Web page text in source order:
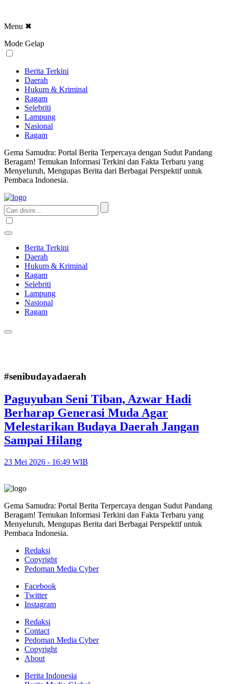
Menu ✖
Mode Gelap
Berita Terkini
Daerah
Hukum & Kriminal
Ragam
Selebriti
Lampung
Nasional
Ragam
Gema Samudra: Portal Berita Terpercaya dengan Sudut Pandang
Beragam! Temukan Informasi Terkini dan Fakta Terbaru yang
Menyeluruh, Mengupas Berita dari Berbagai Perspektif untuk
Pembaca Indonesia.
Berita Terkini
Daerah
Hukum & Kriminal
Ragam
Selebriti
Lampung
Nasional
Ragam
#senibudayadaerah
Paguyuban Seni Tiban, Azwar Hadi
Berharap Generasi Muda Agar
Melestarikan Budaya Daerah Jangan
Sampai Hilang
23 Mei 2026 - 16:49 WIB
Gema Samudra: Portal Berita Terpercaya dengan Sudut Pandang
Beragam! Temukan Informasi Terkini dan Fakta Terbaru yang
Menyeluruh, Mengupas Berita dari Berbagai Perspektif untuk
Pembaca Indonesia.
Redaksi
Copyright
Pedoman Media Cyber
Facebook
Twitter
Instagram
Redaksi
Contact
Pedoman Media Cyber
Copyright
About
Berita Indonesia